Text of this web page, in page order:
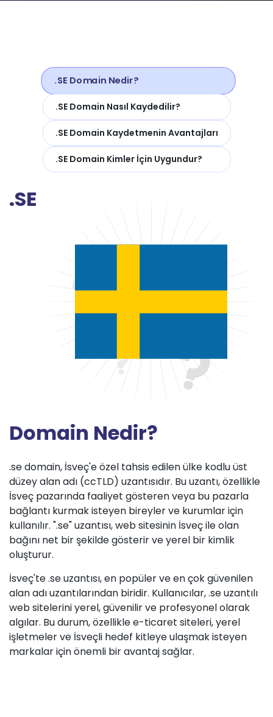
.SE Domain Nedir?
.SE Domain Nasıl Kaydedilir?
.SE Domain Kaydetmenin Avantajları
.SE Domain Kimler İçin Uygundur?
.SE
Domain Nedir?
.se domain, İsveç'e özel tahsis edilen ülke kodlu üst
düzey alan adı (ccTLD) uzantısıdır. Bu uzantı, özellikle
İsveç pazarında faaliyet gösteren veya bu pazarla
bağlantı kurmak isteyen bireyler ve kurumlar için
kullanılır. ".se" uzantısı, web sitesinin İsveç ile olan
bağını net bir şekilde gösterir ve yerel bir kimlik
oluşturur.
İsveç'te .se uzantısı, en popüler ve en çok güvenilen
alan adı uzantılarından biridir. Kullanıcılar, .se uzantılı
web sitelerini yerel, güvenilir ve profesyonel olarak
algılar. Bu durum, özellikle e-ticaret siteleri, yerel
işletmeler ve İsveçli hedef kitleye ulaşmak isteyen
markalar için önemli bir avantaj sağlar.